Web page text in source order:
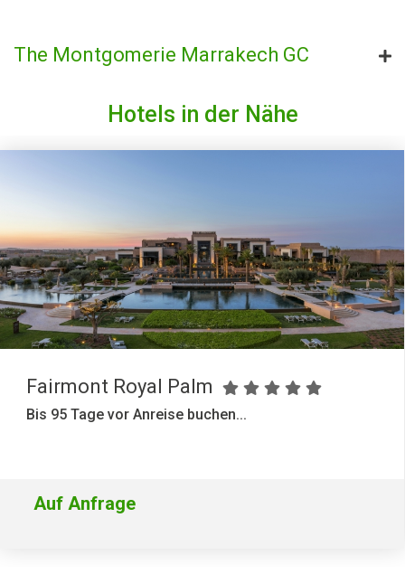
The Montgomerie Marrakech GC
Hotels in der Nähe
Fairmont Royal Palm
Bis 95 Tage vor Anreise buchen...
Auf Anfrage